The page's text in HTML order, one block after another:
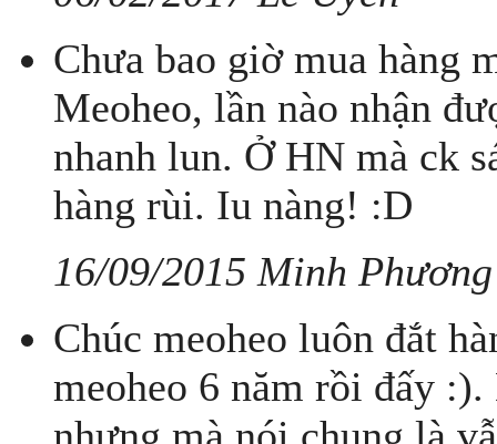
Chưa bao giờ mua hàng
Meoheo, lần nào nhận
nhanh lun. Ở HN mà ck
hàng rùi. Iu nàng! :D
16/09/2015 Minh Phương
Chúc meoheo luôn đắt
meoheo 6 năm rồi đấy